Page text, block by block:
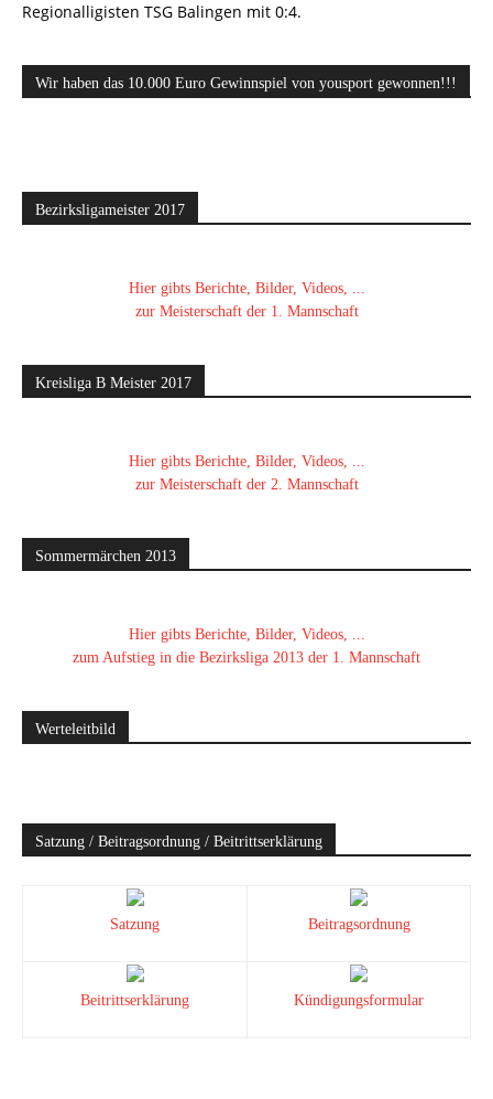
Regionalligisten TSG Balingen mit 0:4.
Wir haben das 10.000 Euro Gewinnspiel von yousport gewonnen!!!
Bezirksligameister 2017
Hier gibts Berichte, Bilder, Videos, ...
zur Meisterschaft der 1. Mannschaft
Kreisliga B Meister 2017
Hier gibts Berichte, Bilder, Videos, ...
zur Meisterschaft der 2. Mannschaft
Sommermärchen 2013
Hier gibts Berichte, Bilder, Videos, ...
zum Aufstieg in die Bezirksliga 2013 der 1. Mannschaft
Werteleitbild
Satzung / Beitragsordnung / Beitrittserklärung
Satzung Beitragsordnung
Beitrittserklärung Kündigungsformular